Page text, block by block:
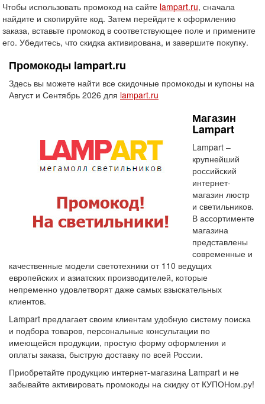
Чтобы использовать промокод на сайте lampart.ru, сначала
найдите и скопируйте код. Затем перейдите к оформлению
заказа, вставьте промокод в соответствующее поле и примените
его. Убедитесь, что скидка активирована, и завершите покупку.
Промокоды lampart.ru
Здесь вы можете найти все скидочные промокоды и купоны на
Август и Сентябрь 2026 для lampart.ru
Магазин
Lampart
Lampart –
крупнейший
российский
интернет-
магазин люстр
и светильников.
В ассортименте
магазина
представлены
современные и
качественные модели светотехники от 110 ведущих
европейских и азиатских производителей, которые
непременно удовлетворят даже самых взыскательных
клиентов.
Lampart предлагает своим клиентам удобную систему поиска
и подбора товаров, персональные консультации по
имеющейся продукции, простую форму оформления и
оплаты заказа, быструю доставку по всей России.
Приобретайте продукцию интернет-магазина Lampart и не
забывайте активировать промокоды на скидку от КУПОНом.ру!